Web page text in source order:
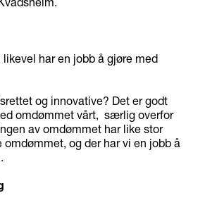
har en jobb å gjøre med
og innovative? Det er godt
omdømmet vårt, særlig overfor
av omdømmet har like stor
og der har vi en jobb å